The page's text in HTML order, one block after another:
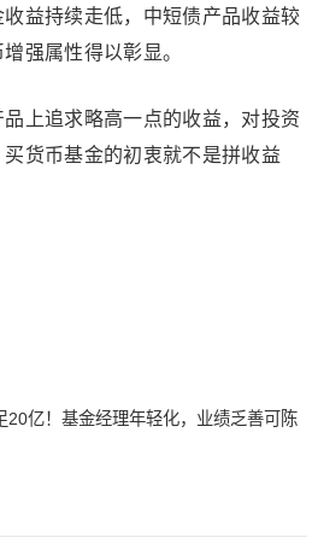
益持续走低，中短债产品收益较
强属性得以彰显。
上追求略高一点的收益，对投资
货币基金的初衷就不是拼收益
20亿！基金经理年轻化，业绩乏善可陈